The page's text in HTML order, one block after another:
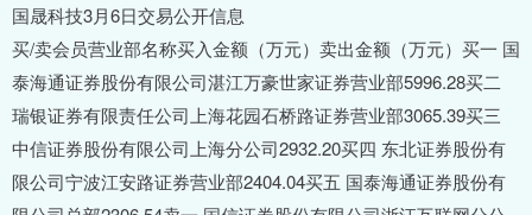
国晟科技3月6日交易公开信息
买/卖会员营业部名称买入金额（万元）卖出金额（万元）买一 国
泰海通证券股份有限公司湛江万豪世家证券营业部5996.28买二
瑞银证券有限责任公司上海花园石桥路证券营业部3065.39买三
中信证券股份有限公司上海分公司2932.20买四 东北证券股份有
限公司宁波江安路证券营业部2404.04买五 国泰海通证券股份有